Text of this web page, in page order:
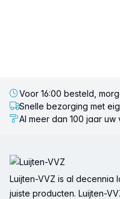
Voor 16:00 besteld,
Snelle bezorging met
Al meer dan 100 jaar
Luijten-VVZ is al
juiste producten. Luijten-